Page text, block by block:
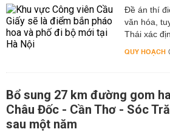
Đề án thí
văn hóa,
Thái xác
QUY HOẠCH
Bổ sung 27 km đường gom
Châu Đốc - Cần Thơ - Sóc
sau một năm